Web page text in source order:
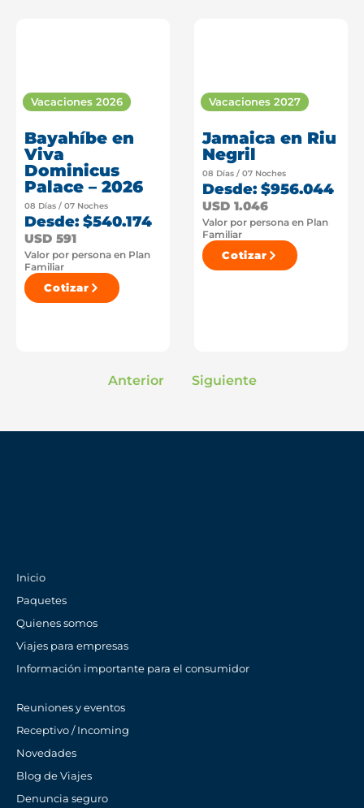
Vacaciones 2026
Bayahíbe en
Viva
Dominicus
Palace – 2026
08 Días / 07 Noches
Desde: $540.174
USD 591
Valor por persona en Plan
Familiar
Cotizar
Vacaciones 2027
Jamaica en Riu
Negril
08 Días / 07 Noches
Desde: $956.044
USD 1.046
Valor por persona en Plan
Familiar
Cotizar
Anterior Siguiente
Inicio
Paquetes
Quienes somos
Viajes para empresas
Información importante para el consumidor
Reuniones y eventos
Receptivo / Incoming
Novedades
Blog de Viajes
Denuncia seguro